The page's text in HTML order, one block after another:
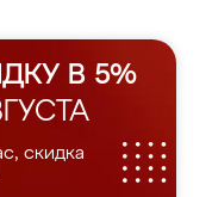
В 5%
скидка